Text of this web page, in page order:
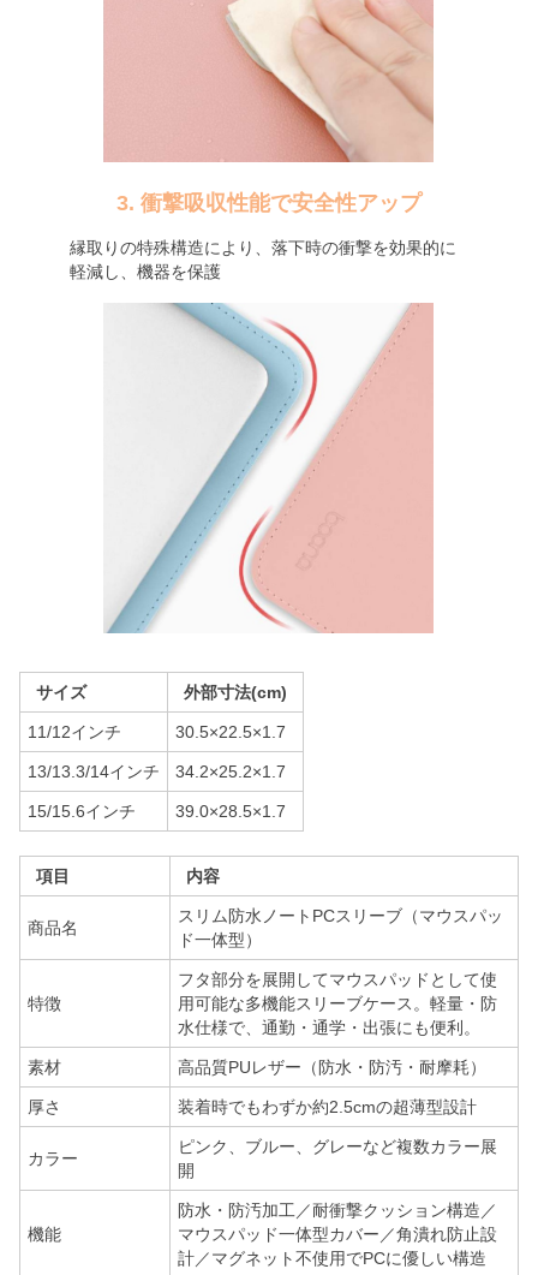
3. 衝撃吸収性能で安全性アップ
縁取りの特殊構造により、落下時の衝撃を効果的に
軽減し、機器を保護
サイズ 外部寸法(cm)
11/12インチ 30.5×22.5×1.7
13/13.3/14インチ 34.2×25.2×1.7
15/15.6インチ 39.0×28.5×1.7
項目 内容
商品名
スリム防水ノートPCスリーブ（マウスパッ
ド一体型）
特徴
フタ部分を展開してマウスパッドとして使
用可能な多機能スリーブケース。軽量・防
水仕様で、通勤・通学・出張にも便利。
素材 高品質PUレザー（防水・防汚・耐摩耗）
厚さ 装着時でもわずか約2.5cmの超薄型設計
カラー
ピンク、ブルー、グレーなど複数カラー展
開
機能
防水・防汚加工／耐衝撃クッション構造／
マウスパッド一体型カバー／角潰れ防止設
計／マグネット不使用でPCに優しい構造